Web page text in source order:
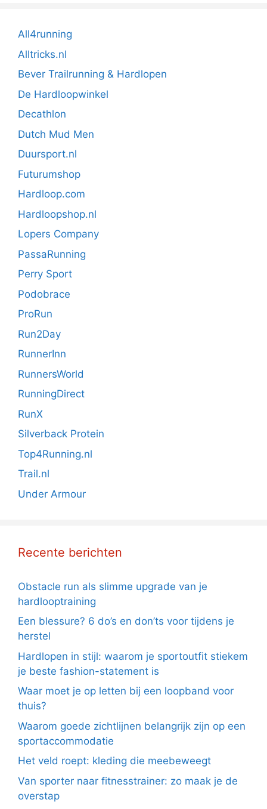
All4running
Alltricks.nl
Bever Trailrunning & Hardlopen
De Hardloopwinkel
Decathlon
Dutch Mud Men
Duursport.nl
Futurumshop
Hardloop.com
Hardloopshop.nl
Lopers Company
PassaRunning
Perry Sport
Podobrace
ProRun
Run2Day
RunnerInn
RunnersWorld
RunningDirect
RunX
Silverback Protein
Top4Running.nl
Trail.nl
Under Armour
Recente berichten
Obstacle run als slimme upgrade van je
hardlooptraining
Een blessure? 6 do’s en don’ts voor tijdens je
herstel
Hardlopen in stijl: waarom je sportoutfit stiekem
je beste fashion-statement is
Waar moet je op letten bij een loopband voor
thuis?
Waarom goede zichtlijnen belangrijk zijn op een
sportaccommodatie
Het veld roept: kleding die meebeweegt
Van sporter naar fitnesstrainer: zo maak je de
overstap